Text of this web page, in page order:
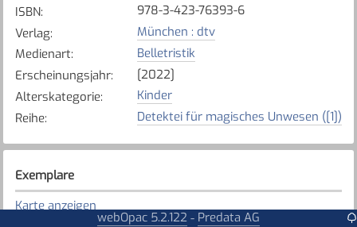
ISBN:
978-3-423-76393-6
Verlag:
München : dtv
Medienart:
Belletristik
Erscheinungsjahr:
[2022]
Alterskategorie:
Kinder
Reihe: Detektei für magisches Unwesen ([1])
Exemplare
Karte anzeigen
webOpac 5.2.122 - Predata AG